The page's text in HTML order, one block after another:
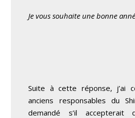
Je vous souhaite une bonne
Suite à cette réponse, j’ai
anciens responsables du
demandé s’il accepterait